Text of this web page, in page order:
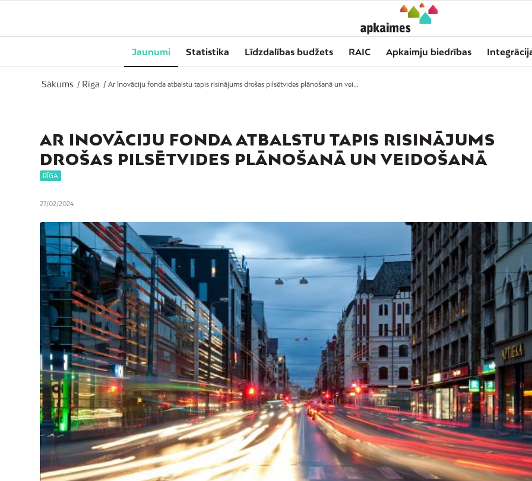
Jaunumi Statistika Līdzdalības budžets RAIC Apkaimju biedrības
Sākums / Rīga / Ar Inovāciju fonda atbalstu tapis risinājums drošas pilsētvides plānošanā un vei...
AR INOVĀCIJU FONDA ATBALSTU TAPIS RISINĀJUMS
DROŠAS PILSĒTVIDES PLĀNOŠANĀ UN VEIDOŠANĀ
RĪGA
27/02/2024